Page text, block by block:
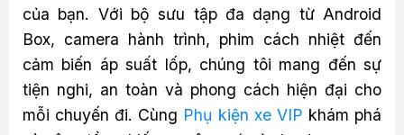
của bạn. Với bộ sưu tập đa dạng từ Android
Box, camera hành trình, phim cách nhiệt đến
cảm biến áp suất lốp, chúng tôi mang đến sự
tiện nghi, an toàn và phong cách hiện đại cho
mỗi chuyến đi. Cùng Phụ kiện xe VIP khám phá